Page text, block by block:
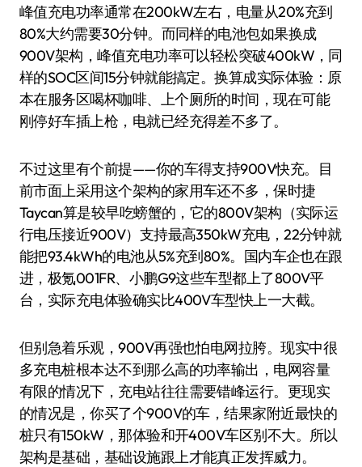
峰值充电功率通常在200kW左右，电量从20%充到
80%大约需要30分钟。而同样的电池包如果换成
900V架构，峰值充电功率可以轻松突破400kW，同
样的SOC区间15分钟就能搞定。换算成实际体验：原
本在服务区喝杯咖啡、上个厕所的时间，现在可能
刚停好车插上枪，电就已经充得差不多了。
不过这里有个前提——你的车得支持900V快充。目
前市面上采用这个架构的家用车还不多，保时捷
Taycan算是较早吃螃蟹的，它的800V架构（实际运
行电压接近900V）支持最高350kW充电，22分钟就
能把93.4kWh的电池从5%充到80%。国内车企也在跟
进，极氪001FR、小鹏G9这些车型都上了800V平
台，实际充电体验确实比400V车型快上一大截。
但别急着乐观，900V再强也怕电网拉胯。现实中很
多充电桩根本达不到那么高的功率输出，电网容量
有限的情况下，充电站往往需要错峰运行。更现实
的情况是，你买了个900V的车，结果家附近最快的
桩只有150kW，那体验和开400V车区别不大。所以
架构是基础，基础设施跟上才能真正发挥威力。